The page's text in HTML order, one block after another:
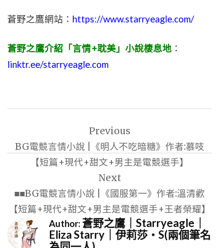
蒼野之鷹網站： https://www.starryeagle.com/
蒼野之鷹介紹「言情+耽美」小說棲息地 ：
linktr.ee/starryeagle.com
導
Previous
BG電競言情小說 |《明人不吃暗糖》作者:慕吱
【短篇+現代+甜文+男主是電競選手】
Next
■■BG電競言情小說 |《國服第一》作者:溫清歡
【短篇+現代+甜文+男主是電競選手+王者榮耀】
Author:蒼野之鷹｜Starryeagle｜
Eliza Starry｜伊莉莎・S(兩個筆名